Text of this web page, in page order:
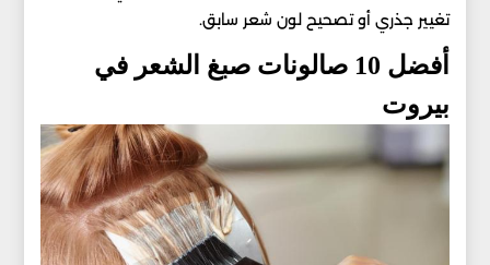
تغيير جذري أو تصحيح لون شعر سابق.
أفضل 10 صالونات صبغ الشعر في
بيروت